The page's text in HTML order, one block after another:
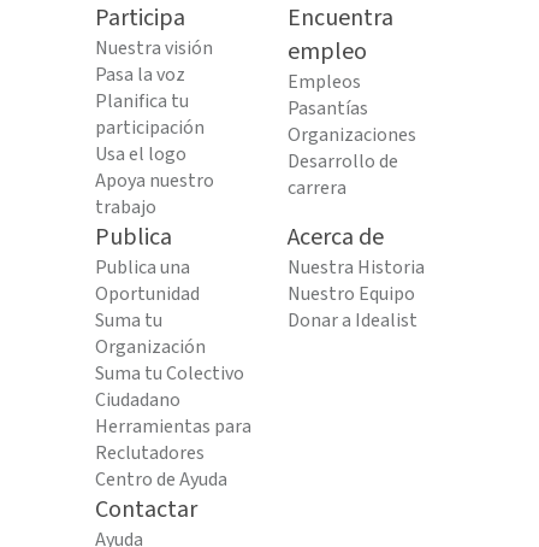
Participa
Nuestra visión
Pasa la voz
Planifica tu
participación
Usa el logo
Apoya nuestro
trabajo
Encuentra
empleo
Empleos
Pasantías
Organizaciones
Desarrollo de
carrera
Publica
Publica una
Oportunidad
Suma tu
Organización
Suma tu Colectivo
Ciudadano
Herramientas para
Reclutadores
Centro de Ayuda
Acerca de
Nuestra Historia
Nuestro Equipo
Donar a Idealist
Contactar
Ayuda